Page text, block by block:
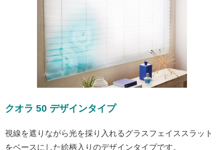
クオラ 50 デザインタイプ
視線を遮りながら光を採り入れるグラスフェイススラット
をベースにした絵柄入りのデザインタイプです。